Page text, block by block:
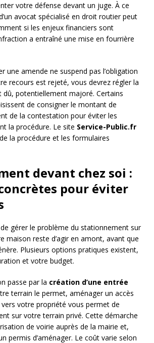
votre défense devant un juge. À ce
avocat spécialisé en droit routier peut
si les enjeux financiers sont
a entraîné une mise en fourrière
une amende ne suspend pas l’obligation
recours est rejeté, vous devrez régler la
potentiellement majoré. Certains
de consigner le montant de
de la contestation pour éviter les
la procédure. Le site Service-Public.fr
la procédure et les formulaires
devant chez soi :
pour éviter
gérer le problème du stationnement sur
maison reste d’agir en amont, avant que
Plusieurs options pratiques existent,
et votre budget.
passe par la création d’une entrée
terrain le permet, aménager un accès
votre propriété vous permet de
sur votre terrain privé. Cette démarche
de voirie auprès de la mairie et,
permis d’aménager. Le coût varie selon